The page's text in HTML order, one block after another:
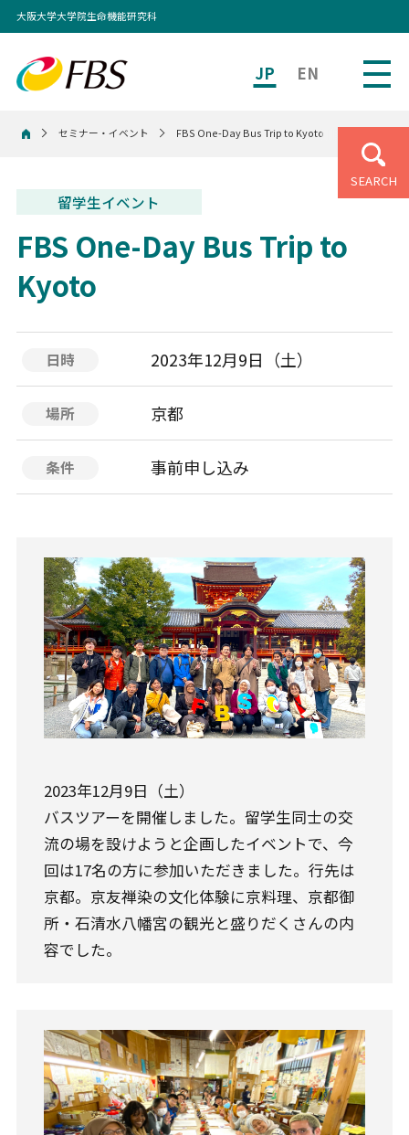
JP EN
大阪大学大学院生命機能研究科
SEARCH
ホームセミナー・イベント FBS One-Day Bus Trip to Kyoto
留学生イベント
FBS One-Day Bus Trip to
Kyoto
日時 2023年12月9日（土）
場所 京都
条件 事前申し込み
2023年12月9日（土）
バスツアーを開催しました。留学生同士の交
流の場を設けようと企画したイベントで、今
回は17名の方に参加いただきました。行先は
京都。京友禅染の文化体験に京料理、京都御
所・石清水八幡宮の観光と盛りだくさんの内
容でした。